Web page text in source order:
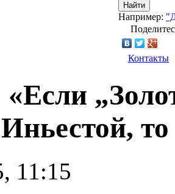
Найти
Например:
Контакты
то
11:15